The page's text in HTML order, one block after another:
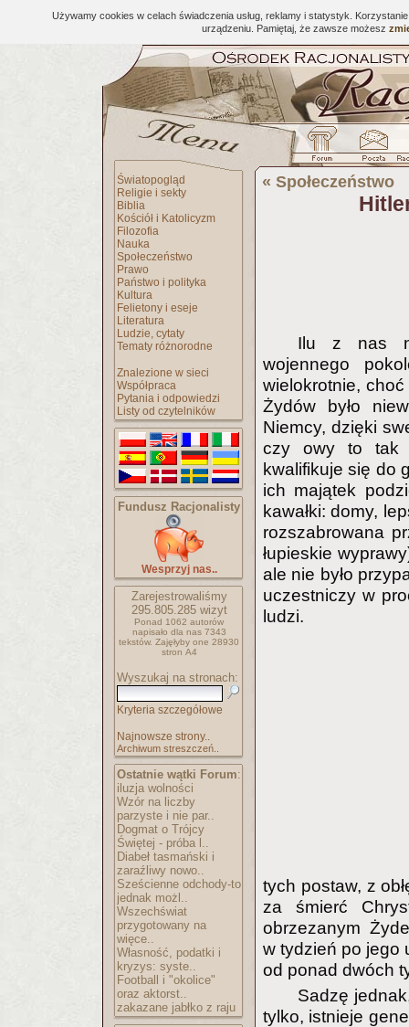
Używamy cookies w celach świadczenia usług, reklamy i statystyk.
urządzeniu. Pamiętaj, że zawsze możesz
Światopogląd
Religie i sekty
Biblia
Kościół i Katolicyzm
Filozofia
Nauka
Społeczeństwo
Prawo
Państwo i polityka
Kultura
Felietony i eseje
Literatura
Ludzie, cytaty
Tematy różnorodne
Znalezione w sieci
Współpraca
Pytania i odpowiedzi
Listy od czytelników
Fundusz Racjonalisty
Wesprzyj nas..
Zarejestrowaliśmy
295.805.285wizyt
Ponad 1062 autorów
napisało dla nas 7343
tekstów. Zajęłyby one 28930
stron A4
Wyszukaj na stronach:
Kryteria szczegółowe
Najnowsze strony..
Archiwum streszczeń..
Ostatnie wątki Forum:
iluzja wolności
Wzór na liczby
parzyste i nie par..
Dogmat o Trójcy
Świętej - próba l..
Diabeł tasmański i
zaraźliwy nowo..
Sześcienne odchody-to
jednak możl..
Wszechświat
przygotowany na
więce..
Własność, podatki i
kryzys: syste..
Football i "okolice"
oraz aktorst..
zakazane jabłko z raju
« Społeczeństwo
Ilu z nas
wojennego
wielokrotnie,
Żydów było
Niemcy, dzięki
czy owy to tak
kwalifikuje się do
ich majątek
kawałki: domy,
rozszabrowana
łupieskie
ale nie było
uczestniczy w
ludzi.
tych postaw, z
za śmierć
obrzezanym
w tydzień po jego
od ponad dwóch
Sadzę
tylko, istnieje